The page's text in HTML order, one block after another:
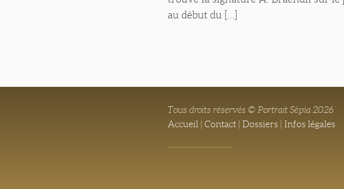
au début du [...]
Tous droits réservés © Portrait Sépia 2026
Accueil |Contact Dossiers Infos légales